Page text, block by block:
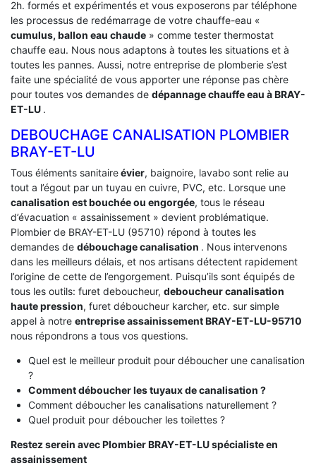
2h. formés et expérimentés et vous exposerons par téléphone
les processus de redémarrage de votre chauffe-eau «
cumulus, ballon eau chaude » comme tester thermostat
chauffe eau. Nous nous adaptons à toutes les situations et à
toutes les pannes. Aussi, notre entreprise de plomberie s’est
faite une spécialité de vous apporter une réponse pas chère
pour toutes vos demandes de dépannage chauffe eau à BRAY-
ET-LU .
DEBOUCHAGE CANALISATION PLOMBIER
BRAY-ET-LU
Tous éléments sanitaireévier, baignoire, lavabo sont relie au
tout a l’égout par un tuyau en cuivre, PVC, etc. Lorsque une
canalisation est bouchée ou engorgée, tous le réseau
d’évacuation « assainissement » devient problématique.
Plombier de BRAY-ET-LU (95710) répond à toutes les
demandes de débouchage canalisation . Nous intervenons
dans les meilleurs délais, et nos artisans détectent rapidement
l’origine de cette de l’engorgement. Puisqu’ils sont équipés de
tous les outils: furet deboucheur, deboucheur canalisation
haute pression, furet déboucheur karcher, etc. sur simple
appel à notre entreprise assainissement BRAY-ET-LU-95710
nous répondrons a tous vos questions.
Quel est le meilleur produit pour déboucher une canalisation
?
Comment déboucher les tuyaux de canalisation ?
Comment déboucher les canalisations naturellement ?
Quel produit pour déboucher les toilettes ?
Restez serein avec Plombier BRAY-ET-LU spécialiste en
assainissement